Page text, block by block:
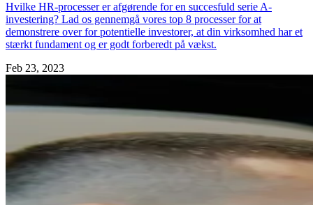
Hvilke HR-processer er afgørende for en succesfuld serie A-
investering? Lad os gennemgå vores top 8 processer for at
demonstrere over for potentielle investorer, at din virksomhed har et
stærkt fundament og er godt forberedt på vækst.
Feb 23, 2023